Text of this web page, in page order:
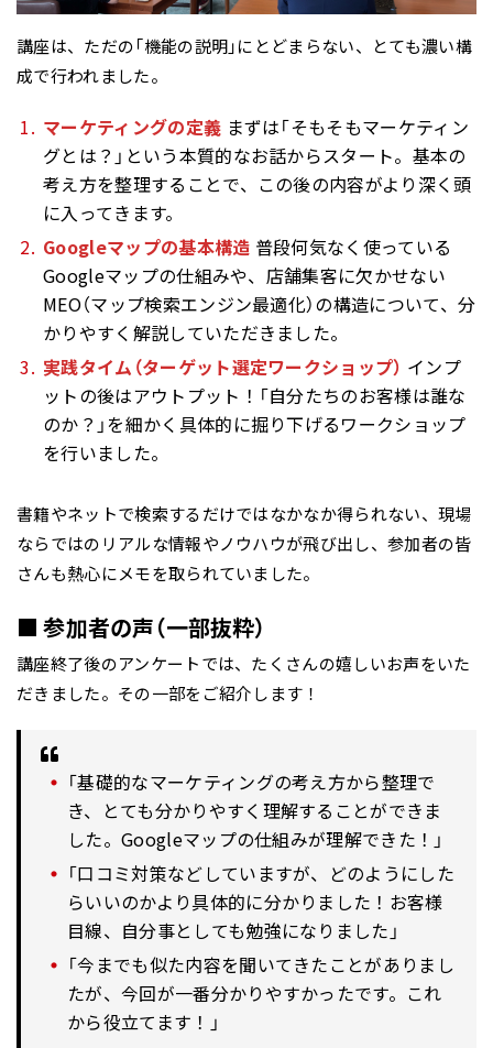
講座は、ただの「機能の説明」にとどまらない、とても濃い構
成で行われました。
マーケティングの定義 まずは「そもそもマーケティン
グとは？」という本質的なお話からスタート。基本の
考え方を整理することで、この後の内容がより深く頭
に入ってきます。
Googleマップの基本構造 普段何気なく使っている
Googleマップの仕組みや、店舗集客に欠かせない
MEO（マップ検索エンジン最適化）の構造について、分
かりやすく解説していただきました。
実践タイム（ターゲット選定ワークショップ） インプ
ットの後はアウトプット！「自分たちのお客様は誰な
のか？」を細かく具体的に掘り下げるワークショップ
を行いました。
書籍やネットで検索するだけではなかなか得られない、現場
ならではのリアルな情報やノウハウが飛び出し、参加者の皆
さんも熱心にメモを取られていました。
■ 参加者の声（一部抜粋）
講座終了後のアンケートでは、たくさんの嬉しいお声をいた
だきました。その一部をご紹介します！
「基礎的なマーケティングの考え方から整理で
き、とても分かりやすく理解することができま
した。Googleマップの仕組みが理解できた！」
「口コミ対策などしていますが、どのようにした
らいいのかより具体的に分かりました！お客様
目線、自分事としても勉強になりました」
「今までも似た内容を聞いてきたことがありまし
たが、今回が一番分かりやすかったです。これ
から役立てます！」